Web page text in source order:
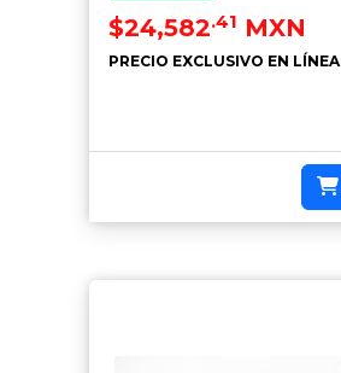
$24,582.41 MXN
PRECIO EXCLUSIVO EN LÍNEA